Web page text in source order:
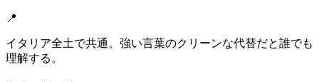
📍
イタリア全土で共通。強い言葉のクリーンな代替だと誰でも
理解する。